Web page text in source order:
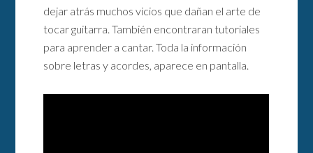
dejar atrás muchos vicios que dañan el arte de
tocar guitarra. También encontraran tutoriales
para aprender a cantar. Toda la información
sobre letras y acordes, aparece en pantalla.